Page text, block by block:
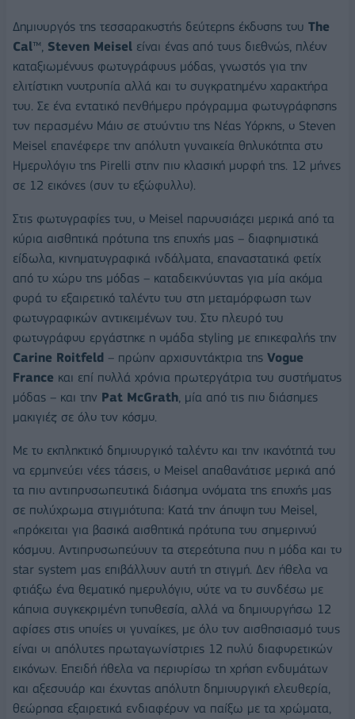
Δημιουργός της τεσσαρακοστής δεύτερης έκδοσης του The
Cal™, Steven Meisel είναι ένας από τους διεθνώς, πλέον
καταξιωμένους φωτογράφους μόδας, γνωστός για την
ελιτίστικη νοοτροπία αλλά και το συγκρατημένο χαρακτήρα
του. Σε ένα εντατικό πενθήμερο πρόγραμμα φωτογράφησης
τον περασμένο Μάιο σε στούντιο της Νέας Υόρκης, ο Steven
Meisel επανέφερε την απόλυτη γυναικεία θηλυκότητα στο
Ημερολόγιο της Pirelli στην πιο κλασική μορφή της. 12 μήνες
σε 12 εικόνες (συν το εξώφυλλο).
Στις φωτογραφίες του, ο Meisel παρουσιάζει μερικά από τα
κύρια αισθητικά πρότυπα της εποχής μας – διαφημιστικά
είδωλα, κινηματογραφικά ινδάλματα, επαναστατικά φετίχ
από το χώρο της μόδας – καταδεικνύοντας για μία ακόμα
φορά το εξαιρετικό ταλέντο του στη μεταμόρφωση των
φωτογραφικών αντικειμένων του. Στο πλευρό του
φωτογράφου εργάστηκε η ομάδα styling με επικεφαλής την
Carine Roitfeld – πρώην αρχισυντάκτρια της Vogue
France και επί πολλά χρόνια πρωτεργάτρια του συστήματος
μόδας – και την Pat McGrath, μία από τις πιο διάσημες
μακιγιέζ σε όλο τον κόσμο.
Με το εκπληκτικό δημιουργικό ταλέντο και την ικανότητά του
να ερμηνεύει νέες τάσεις, ο Meisel απαθανάτισε μερικά από
τα πιο αντιπροσωπευτικά διάσημα ονόματα της εποχής μας
σε πολύχρωμα στιγμιότυπα: Κατά την άποψη του Meisel,
«πρόκειται για βασικά αισθητικά πρότυπα του σημερινού
κόσμου. Αντιπροσωπεύουν τα στερεότυπα που η μόδα και το
star system μας επιβάλλουν αυτή τη στιγμή. Δεν ήθελα να
φτιάξω ένα θεματικό ημερολόγιο, ούτε να το συνδέσω με
κάποια συγκεκριμένη τοποθεσία, αλλά να δημιουργήσω 12
αφίσες στις οποίες οι γυναίκες, με όλο τον αισθησιασμό τους
είναι οι απόλυτες πρωταγωνίστριες 12 πολύ διαφορετικών
εικόνων. Επειδή ήθελα να περιορίσω τη χρήση ενδυμάτων
και αξεσουάρ και έχοντας απόλυτη δημιουργική ελευθερία,
θεώρησα εξαιρετικά ενδιαφέρον να παίξω με τα χρώματα,